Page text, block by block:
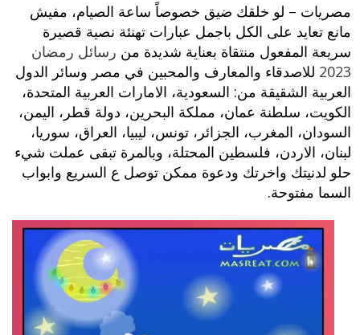
مصريات – لو خلقك ضيق خصوصاً ساعة الصيام، مفيش
مانع تعايد على الكل باجمل عبارات تهنئة نصية قصيرة
سريعة المفعول منتقاة بعناية شديدة من رسائل رمضان
2023 للاصدقاء والمعارف والمحبين في مصر وسائر الدول
العربية الشقيقة من: السعودية، الامارات العربية المتحدة،
الكويت، سلطنة عمان، مملكة البحرين، دولة قطر، اليمن،
السودان، المغرب، الجزائر، تونس، ليبيا، العراق، سوريا،
لبنان، الاردن، فلسطين المحتلة، وبالمرة تبقى عملت شيء
حلو لدنيتك واخرتك ودعوة ممكن توصل ع السريع وابواب
السما مفتوحة.